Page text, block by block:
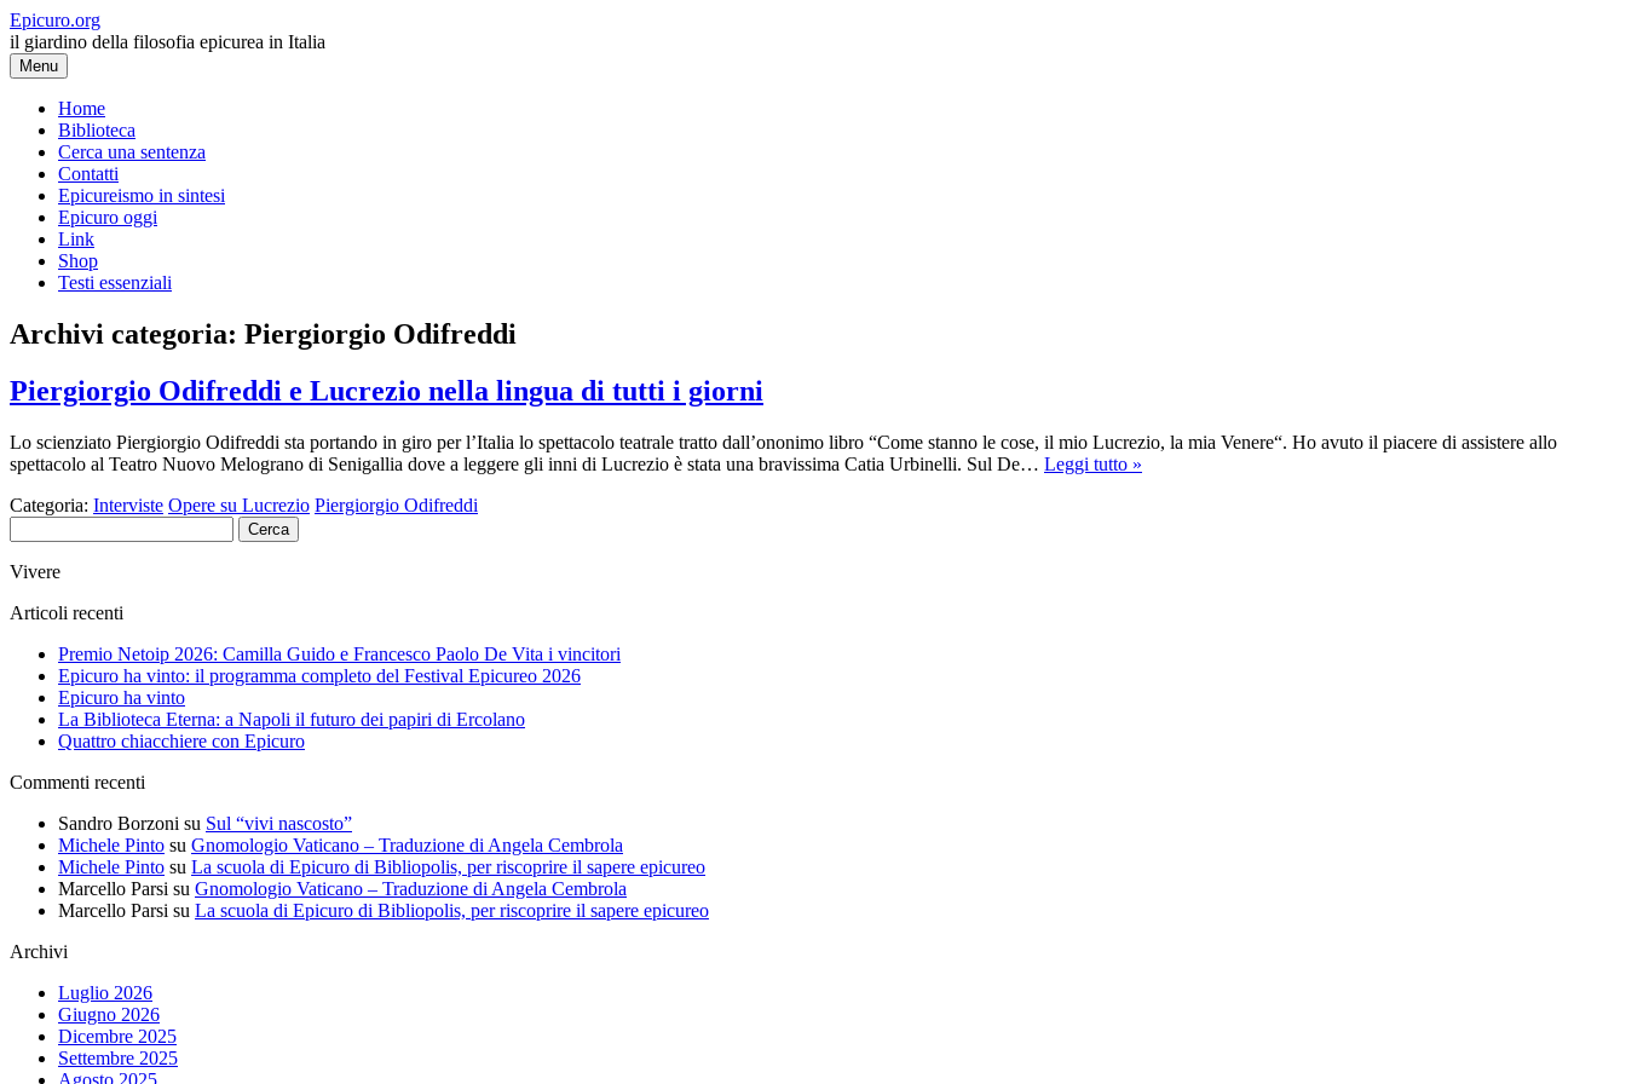
Vai
al
contenuto
Epicuro.org
il giardino della filosofia epicurea in Italia
Menu
Home
Biblioteca
Cerca una sentenza
Contatti
Epicureismo in sintesi
Epicuro oggi
Link
Shop
Testi essenziali
Archivi categoria: Piergiorgio Odifreddi
Piergiorgio Odifreddi e Lucrezio nella lingua di tutti i giorni
Lo scienziato Piergiorgio Odifreddi sta portando in giro per l’Italia lo spettacolo teatrale tratto dall’ononimo libro “Come stanno le cose, il mio Lucrezio, la mia Venere“. Ho avuto il piacere di assistere allo
spettacolo al Teatro Nuovo Melograno di Senigallia dove a leggere gli inni di Lucrezio è stata una bravissima Catia Urbinelli. Sul De… Leggi tutto »
Categoria: Interviste Opere su Lucrezio Piergiorgio Odifreddi
per:
Vivere
Articoli recenti
Premio Netoip 2026: Camilla Guido e Francesco Paolo De Vita i vincitori
Epicuro ha vinto: il programma completo del Festival Epicureo 2026
Epicuro ha vinto
La Biblioteca Eterna: a Napoli il futuro dei papiri di Ercolano
Quattro chiacchiere con Epicuro
Commenti recenti
Sandro Borzoni su Sul “vivi nascosto”
Michele Pinto su Gnomologio Vaticano – Traduzione di Angela Cembrola
Michele Pinto su La scuola di Epicuro di Bibliopolis, per riscoprire il sapere epicureo
Marcello Parsi su Gnomologio Vaticano – Traduzione di Angela Cembrola
Marcello Parsi su La scuola di Epicuro di Bibliopolis, per riscoprire il sapere epicureo
Archivi
Luglio 2026
Giugno 2026
Dicembre 2025
Settembre 2025
Agosto 2025